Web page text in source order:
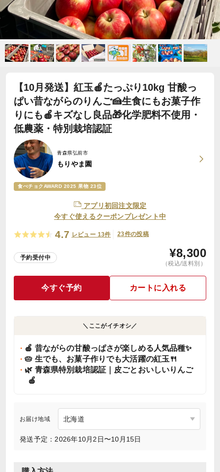
【10月発送】紅玉🍎たっぷり10kg 甘酸っ
ぱい昔ながらのりんご🍰生食にもお菓子作
りにも🍎キズなし良品🎁化学肥料不使用・
低農薬・特別栽培認証
青森県弘前市
もりやま園
食べチョクAWARD 2025 果物 23位
アプリ初回注文限定
今すぐ使えるクーポンプレゼント中
4.7 レビュー 13件 23件の投稿
予約受付中 ¥8,300
（税込/送料別）
今すぐ予約 カートに入れる
＼ここがイチオシ／
🍎 昔ながらの甘酸っぱさが楽しめる人気品種✨
🥧 生でも、お菓子作りでも大活躍の紅玉🍴
🌿 青森県特別栽培認証｜皮ごとおいしいりんご
🍎
お届け地域
発送予定：2026年10月2日〜10月15日